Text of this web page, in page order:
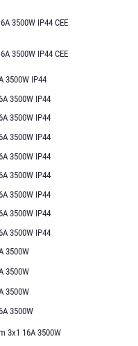
3500W IP44 CEE
3500W IP44 CEE
3500W IP44
3500W IP44
3500W IP44
3500W IP44
3500W IP44
3500W IP44
3500W IP44
3500W IP44
3500W IP44
3500W
3500W
3500W
3500W
3x1 16A 3500W